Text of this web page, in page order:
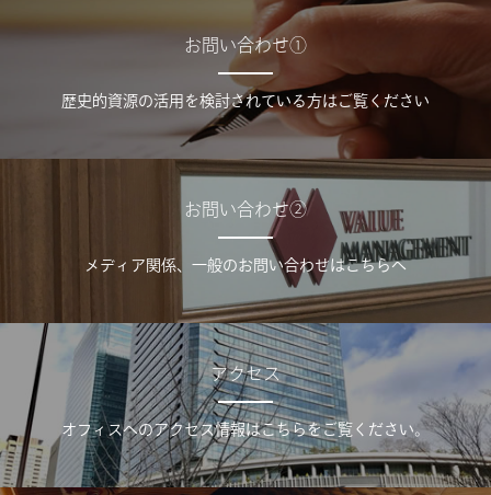
お問い合わせ①
歴史的資源の活用を検討されている方はご覧ください
お問い合わせ②
メディア関係、一般のお問い合わせはこちらへ
アクセス
オフィスへのアクセス情報はこちらをご覧ください。